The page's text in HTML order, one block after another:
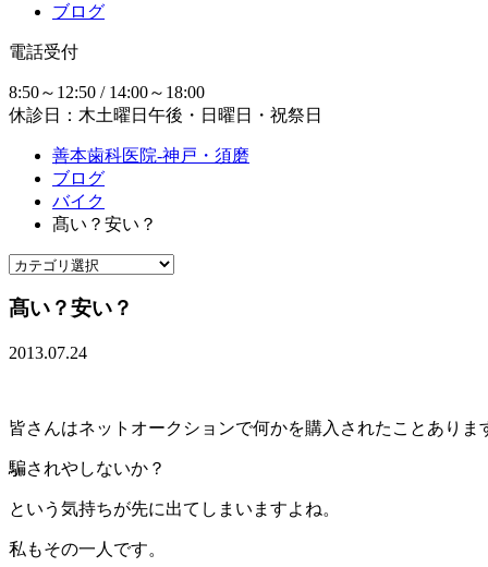
ブログ
電話受付
8:50～12:50 / 14:00～18:00
休診日：木土曜日午後・日曜日・祝祭日
善本歯科医院-神戸・須磨
ブログ
バイク
髙い？安い？
髙い？安い？
2013.07.24
皆さんはネットオークションで何かを購入されたことありま
騙されやしないか？
という気持ちが先に出てしまいますよね。
私もその一人です。